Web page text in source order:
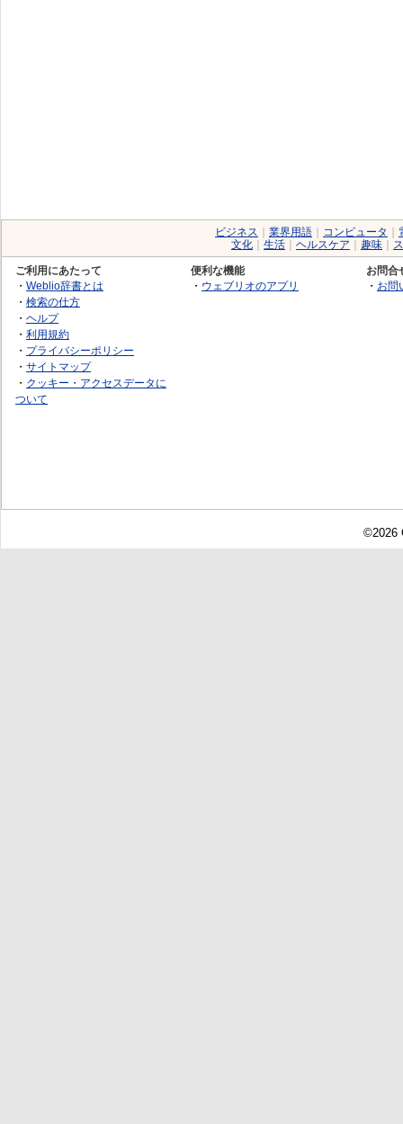
ビジネス 業界用語 コンピュータ
文化
生活 ヘルスケア 趣味
ご利用にあたって
・ Weblio辞書とは
・ 検索の仕方
・ ヘルプ
・ 利用規約
・ プライバシーポリシー
・ サイトマップ
・ クッキー・アクセスデータに
ついて
便利な機能
・ ウェブリオのアプリ
お問合
・ お問
©2026